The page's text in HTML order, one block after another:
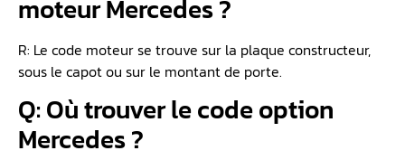
moteur Mercedes ?
R: Le code moteur se trouve sur la plaque constructeur,
sous le capot ou sur le montant de porte.
Q: Où trouver le code option
Mercedes ?